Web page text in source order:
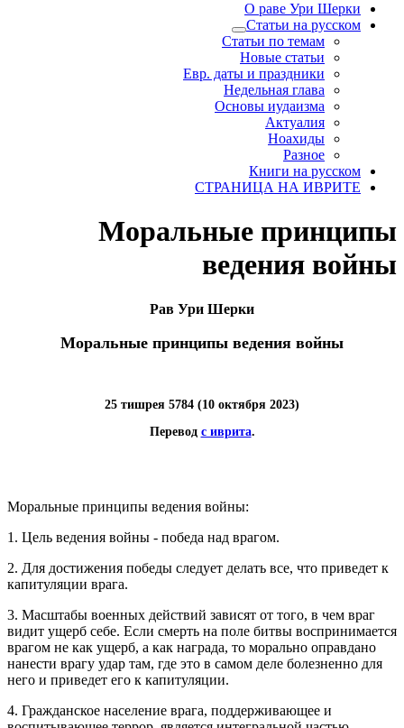
О раве Ури Шерки
Статьи на русском
Статьи по темам
Новые статьи
Евр. даты и праздники
Недельная глава
Основы иудаизма
Актуалия
Ноахиды
Разное
Книги на русском
СТРАНИЦА НА ИВРИТЕ
Моральные принципы
ведения войны
Рав Ури Шерки
Моральные принципы ведения войны
25 тишрея 5784 (10 октября 2023)
Перевод с иврита.
Моральные принципы ведения войны:
1. Цель ведения войны - победа над врагом.
2. Для достижения победы следует делать все, что приведет к
капитуляции врага.
3. Масштабы военных действий зависят от того, в чем враг
видит ущерб себе. Если смерть на поле битвы воспринимается
врагом не как ущерб, а как награда, то морально оправдано
нанести врагу удар там, где это в самом деле болезненно для
него и приведет его к капитуляции.
4. Гражданское население врага, поддерживающее и